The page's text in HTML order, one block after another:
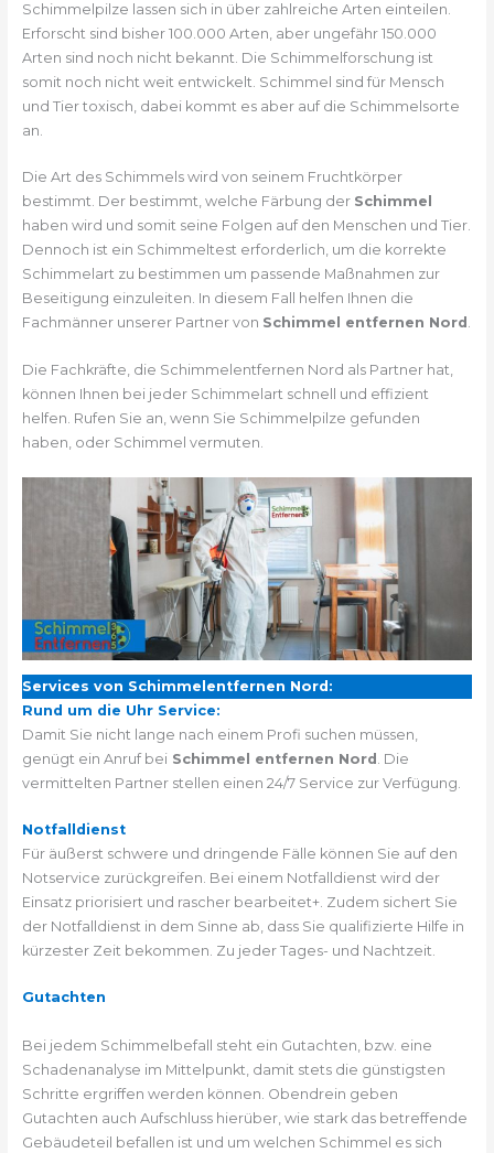
Schimmelpilze lassen sich in über zahlreiche Arten einteilen.
Erforscht sind bisher 100.000 Arten, aber ungefähr 150.000
Arten sind noch nicht bekannt. Die Schimmelforschung ist
somit noch nicht weit entwickelt. Schimmel sind für Mensch
und Tier toxisch, dabei kommt es aber auf die Schimmelsorte
an.
Die Art des Schimmels wird von seinem Fruchtkörper
bestimmt. Der bestimmt, welche Färbung der Schimmel
haben wird und somit seine Folgen auf den Menschen und Tier.
Dennoch ist ein Schimmeltest erforderlich, um die korrekte
Schimmelart zu bestimmen um passende Maßnahmen zur
Beseitigung einzuleiten. In diesem Fall helfen Ihnen die
Fachmänner unserer Partner von Schimmel entfernen Nord .
Die Fachkräfte, die Schimmelentfernen Nord als Partner hat,
können Ihnen bei jeder Schimmelart schnell und effizient
helfen. Rufen Sie an, wenn Sie Schimmelpilze gefunden
haben, oder Schimmel vermuten.
Services von Schimmelentfernen Nord:
Rund um die Uhr Service:
Damit Sie nicht lange nach einem Profi suchen müssen,
genügt ein Anruf bei Schimmel entfernen Nord . Die
vermittelten Partner stellen einen 24/7 Service zur Verfügung.
Notfalldienst
Für äußerst schwere und dringende Fälle können Sie auf den
Notservice zurückgreifen. Bei einem Notfalldienst wird der
Einsatz priorisiert und rascher bearbeitet+. Zudem sichert Sie
der Notfalldienst in dem Sinne ab, dass Sie qualifizierte Hilfe in
kürzester Zeit bekommen. Zu jeder Tages- und Nachtzeit.
Gutachten
Bei jedem Schimmelbefall steht ein Gutachten, bzw. eine
Schadenanalyse im Mittelpunkt, damit stets die günstigsten
Schritte ergriffen werden können. Obendrein geben
Gutachten auch Aufschluss hierüber, wie stark das betreffende
Gebäudeteil befallen ist und um welchen Schimmel es sich